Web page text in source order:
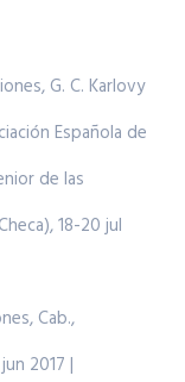
G. C. Karlovy
Española de
de las
18-20 jul
Cab.,
2017 |